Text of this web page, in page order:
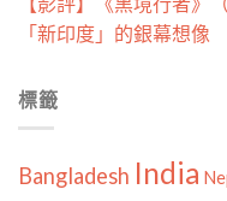
「新印度」的銀幕想像
標籤
Bangladesh India